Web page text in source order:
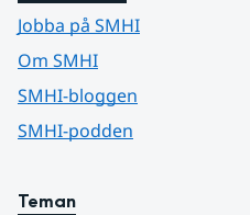
Jobba på SMHI
Om SMHI
SMHI-bloggen
SMHI-podden
Teman